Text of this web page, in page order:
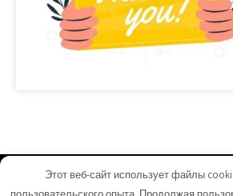
autopulse05.ru - Работает
Этот веб-сайт использует файлы